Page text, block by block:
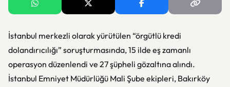
İstanbul merkezli olarak yürütülen “örgütlü kredi
dolandırıcılığı” soruşturmasında, 15 ilde eş zamanlı
operasyon düzenlendi ve 27 şüpheli gözaltına alındı.
İstanbul Emniyet Müdürlüğü Mali Şube ekipleri, Bakırköy